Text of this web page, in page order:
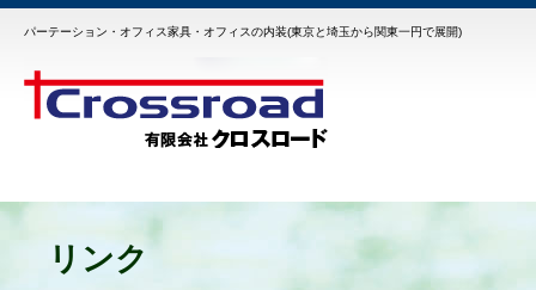
パーテーション・オフィス家具・オフィスの内装(東京と埼玉から関東一円で展開)
リンク